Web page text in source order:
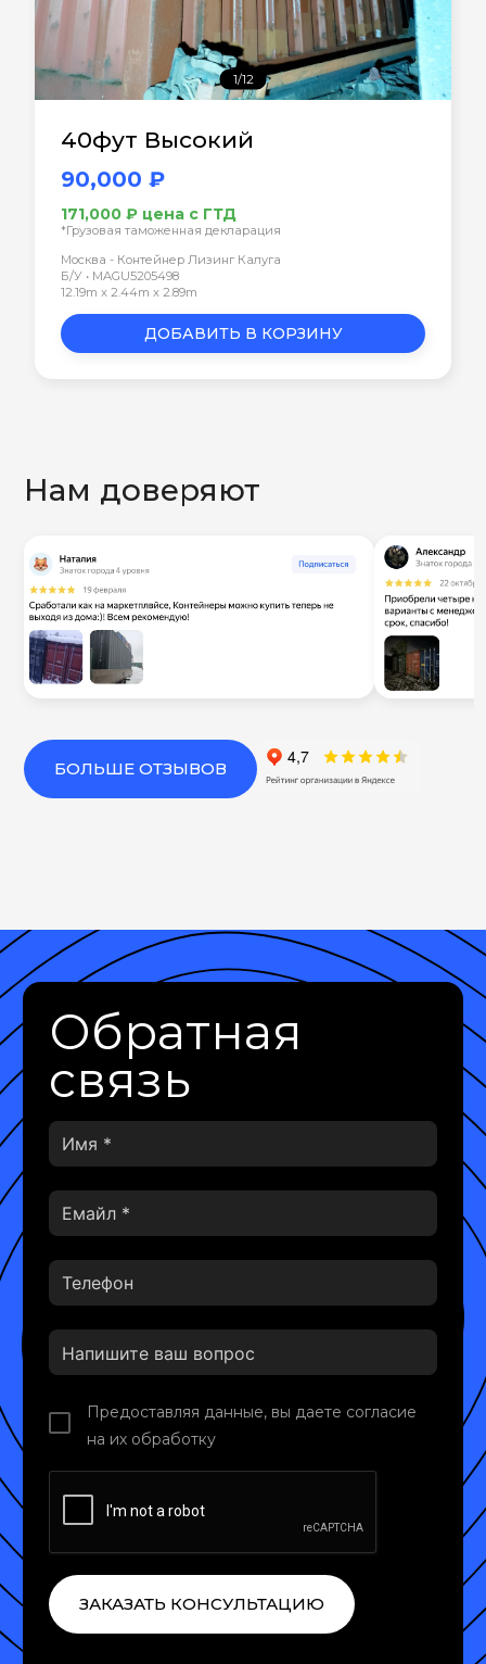
1/12
40фут Высокий
90,000 ₽
171,000 ₽ цена с ГТД
*Грузовая таможенная декларация
Москва - Контейнер Лизинг Калуга
Б/У • MAGU5205498
12.19m x 2.44m x 2.89m
ДОБАВИТЬ В КОРЗИНУ
Нам доверяют
БОЛЬШЕ ОТЗЫВОВ
Обратная
связь
Предоставляя данные, вы даете согласие
на их обработку
ЗАКАЗАТЬ КОНСУЛЬТАЦИЮ